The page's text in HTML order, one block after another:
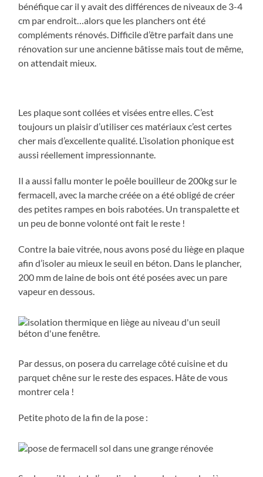
bénéfique car il y avait des différences de niveaux de 3-4
cm par endroit…alors que les planchers ont été
compléments rénovés. Difficile d’être parfait dans une
rénovation sur une ancienne bâtisse mais tout de même,
on attendait mieux.
Les plaque sont collées et visées entre elles. C’est
toujours un plaisir d’utiliser ces matériaux c’est certes
cher mais d’excellente qualité. L’isolation phonique est
aussi réellement impressionnante.
Il a aussi fallu monter le poêle bouilleur de 200kg sur le
fermacell, avec la marche créée on a été obligé de créer
des petites rampes en bois rabotées. Un transpalette et
un peu de bonne volonté ont fait le reste !
Contre la baie vitrée, nous avons posé du liège en plaque
afin d’isoler au mieux le seuil en béton. Dans le plancher,
200 mm de laine de bois ont été posées avec un pare
vapeur en dessous.
Par dessus, on posera du carrelage côté cuisine et du
parquet chêne sur le reste des espaces. Hâte de vous
montrer cela !
Petite photo de la fin de la pose :